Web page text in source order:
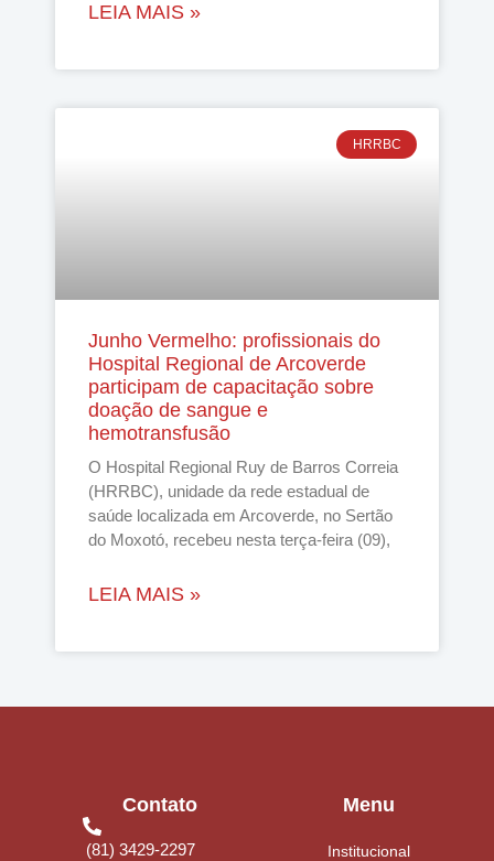
LEIA MAIS »
HRRBC
Junho Vermelho: profissionais do
Hospital Regional de Arcoverde
participam de capacitação sobre
doação de sangue e
hemotransfusão
O Hospital Regional Ruy de Barros Correia
(HRRBC), unidade da rede estadual de
saúde localizada em Arcoverde, no Sertão
do Moxotó, recebeu nesta terça-feira (09),
LEIA MAIS »
Contato
(81) 3429-2297
Menu
Institucional